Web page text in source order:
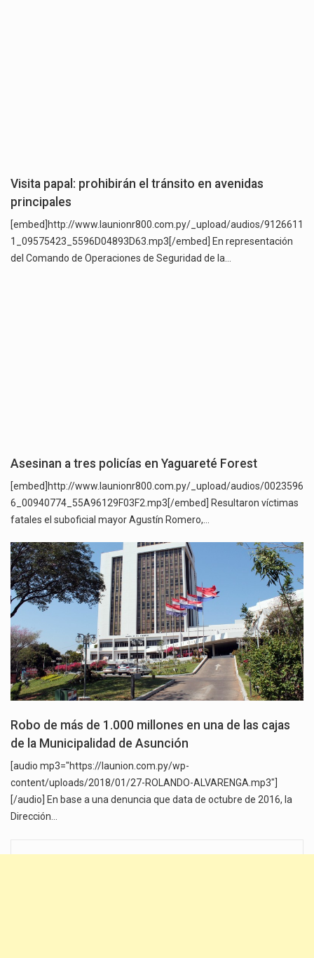
Visita papal: prohibirán el tránsito en avenidas
principales
[embed]http://www.launionr800.com.py/_upload/audios/9126611
1_09575423_5596D04893D63.mp3[/embed] En representación
del Comando de Operaciones de Seguridad de la…
Asesinan a tres policías en Yaguareté Forest
[embed]http://www.launionr800.com.py/_upload/audios/0023596
6_00940774_55A96129F03F2.mp3[/embed] Resultaron víctimas
fatales el suboficial mayor Agustín Romero,…
Robo de más de 1.000 millones en una de las cajas
de la Municipalidad de Asunción
[audio mp3="https://launion.com.py/wp-
content/uploads/2018/01/27-ROLANDO-ALVARENGA.mp3"]
[/audio] En base a una denuncia que data de octubre de 2016, la
Dirección…